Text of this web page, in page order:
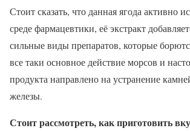
Стоит сказать, что данная ягода активно
среде фармацевтики, её экстракт
сильные виды препаратов, которые
все таки основное действие морсов и
продукта направлено на устранение
железы.
Стоит рассмотреть, как приготовить